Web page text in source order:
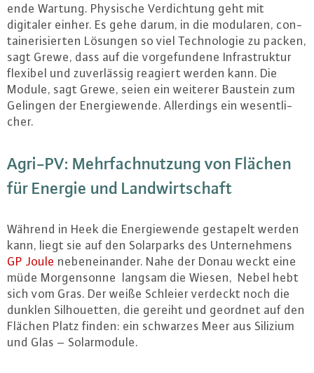
en­de Wartung. Physische Ver­dich­tung geht mit
digitaler einher. Es gehe darum, in die modularen, con­
tai­ne­ri­sier­ten Lösungen so viel Tech­no­lo­gie zu packen,
sagt Grewe, dass auf die vor­ge­fun­de­ne In­fra­struk­tur
flexibel und zu­ver­läs­sig reagiert werden kann. Die
Module, sagt Grewe, seien ein weiterer Baustein zum
Gelingen der En­er­gie­wen­de. Al­ler­dings ein we­sent­li­
cher.
Agri-PV: Mehr­fach­nut­zung von Flächen
für Energie und Land­wirt­schaft
Während in Heek die En­er­gie­wen­de gestapelt werden
kann, liegt sie auf den So­lar­parks des Un­ter­neh­mens
GP Joule ne­ben­ein­an­der. Nahe der Donau weckt eine
müde Mor­gen­son­ne langsam die Wiesen, Nebel hebt
sich vom Gras. Der weiße Schleier verdeckt noch die
dunklen Sil­hou­et­ten, die gereiht und geordnet auf den
Flächen Platz finden: ein schwarzes Meer aus Silizium
und Glas – So­lar­mo­du­le.